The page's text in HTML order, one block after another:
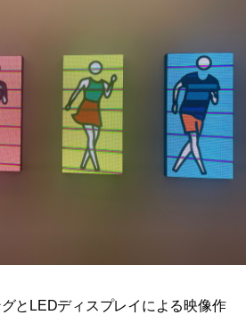
とLEDディスプレイによる映像作